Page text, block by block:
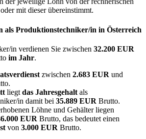
mit dieser übereinstimmt.
als Produktionstechniker/in in Österreich
in verdienen Sie zwischen 32.200 EUR
im Jahr.
zwischen 2.683 EUR und
liegt das Jahresgehalt als
in damit bei 35.889 EUR Brutto.
Löhne und Gehälter liegen
EUR Brutto, das bedeutet einen
von 3.000 EUR Brutto.